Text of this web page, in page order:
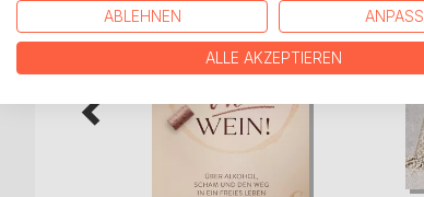
ABLEHNEN
ALLE AKZEPTIEREN